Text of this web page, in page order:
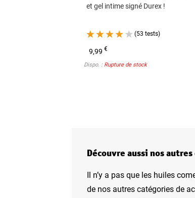
et gel intime signé Durex !
(53 tests)
9,99€
Dispo. : Rupture de stock
Découvre aussi nos
Il n’y a pas que les huiles
de nos autres catégories de